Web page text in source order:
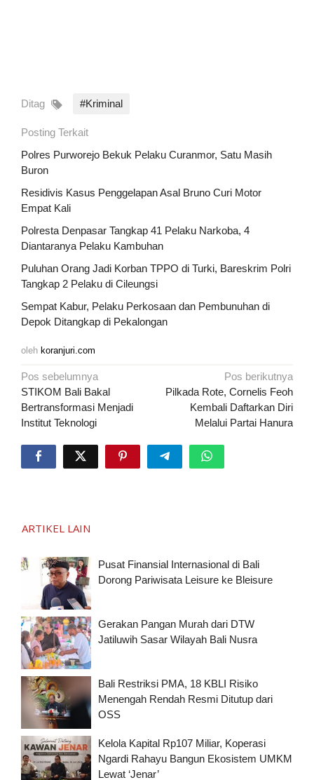
Ditag #Kriminal
Posting Terkait
Polres Purworejo Bekuk Pelaku Curanmor, Satu Masih
Buron
Residivis Kasus Penggelapan Asal Bruno Curi Motor
Empat Kali
Polresta Denpasar Tangkap 41 Pelaku Narkoba, 4
Diantaranya Pelaku Kambuhan
Puluhan Orang Jadi Korban TPPO di Turki, Bareskrim Polri
Tangkap 2 Pelaku di Cileungsi
Sempat Kabur, Pelaku Perkosaan dan Pembunuhan di
Depok Ditangkap di Pekalongan
oleh koranjuri.com
Navigasi
pos
Pos sebelumnya
STIKOM Bali Bakal
Bertransformasi Menjadi
Institut Teknologi
Pos berikutnya
Pilkada Rote, Cornelis Feoh
Kembali Daftarkan Diri
Melalui Partai Hanura
ARTIKEL LAIN
Pusat Finansial Internasional di Bali
Dorong Pariwisata Leisure ke Bleisure
Gerakan Pangan Murah dari DTW
Jatiluwih Sasar Wilayah Bali Nusra
Bali Restriksi PMA, 18 KBLI Risiko
Menengah Rendah Resmi Ditutup dari
OSS
Kelola Kapital Rp107 Miliar, Koperasi
Ngardi Rahayu Bangun Ekosistem UMKM
Lewat ‘Jenar’